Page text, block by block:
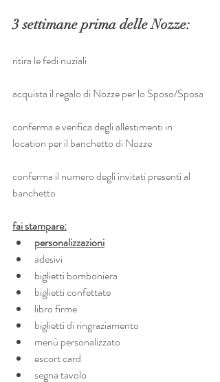
3 settimane prima delle Nozze:
ritira le fedi nuziali
acquista il regalo di Nozze per lo Sposo/Sposa
conferma e verifica degli allestimenti in
location per il banchetto di Nozze
conferma il numero degli invitati presenti al
banchetto
fai stampare:
personalizzazioni
adesivi
biglietti bomboniera
biglietti confettate
libro firme
biglietti di ringraziamento
menù personalizzato
escort card
segna tavolo